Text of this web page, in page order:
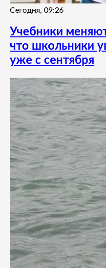
Сегодня, 09:26
Учебники
что школьники
уже с сентября